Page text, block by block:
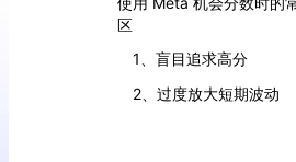
区
1、盲目追求高分
2、过度放大短期波动